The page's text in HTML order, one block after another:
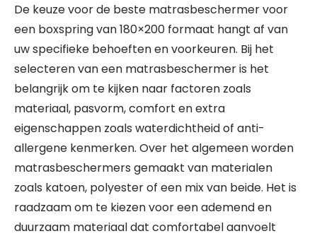
De keuze voor de beste matrasbeschermer voor
een boxspring van 180×200 formaat hangt af van
uw specifieke behoeften en voorkeuren. Bij het
selecteren van een matrasbeschermer is het
belangrijk om te kijken naar factoren zoals
materiaal, pasvorm, comfort en extra
eigenschappen zoals waterdichtheid of anti-
allergene kenmerken. Over het algemeen worden
matrasbeschermers gemaakt van materialen
zoals katoen, polyester of een mix van beide. Het is
raadzaam om te kiezen voor een ademend en
duurzaam materiaal dat comfortabel aanvoelt